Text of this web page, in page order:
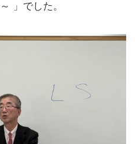
」でした。